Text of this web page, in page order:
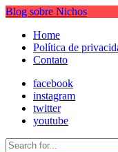
Blog sobre Nichos
Home
Política de
Contato
facebook
instagram
twitter
youtube